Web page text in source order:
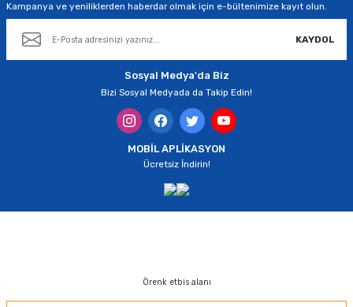
Kampanya ve yeniliklerden haberdar olmak için e-bültenimize kayıt olun.
KAYDOL
Sosyal Medya'da Biz
Bizi Sosyal Medyada da Takip Edin!
MOBİL APLİKASYON
Ücretsiz İndirin!
Örenk etbis alanı